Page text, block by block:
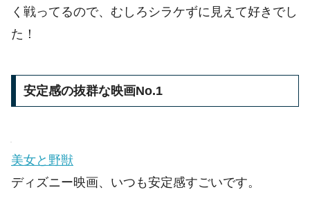
く戦ってるので、むしろシラケずに見えて好きでし
た！
安定感の抜群な映画No.1
美女と野獣
ディズニー映画、いつも安定感すごいです。